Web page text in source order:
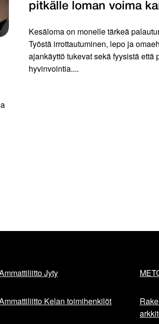
pitkälle loman voima
Kesäloma on monelle tärkeä
Työstä irrottautuminen, lepo ja
ajankäyttö tukevat sekä fyysistä että
hyvinvointia....
Jyty
Kelan toimihenkilöt